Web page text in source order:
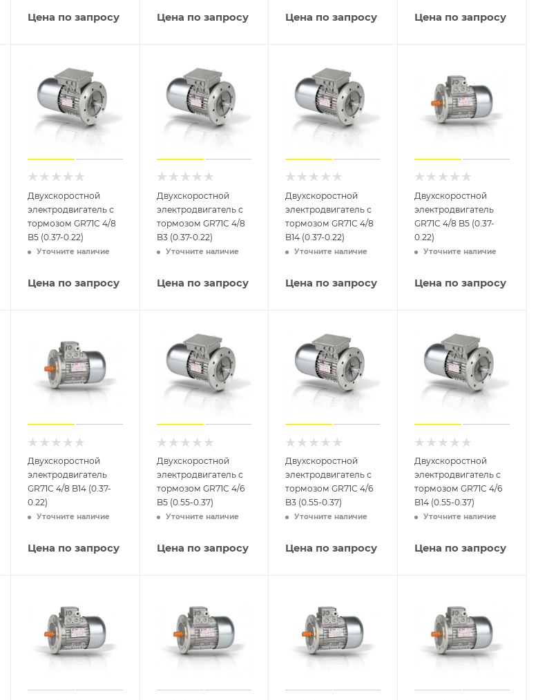
Цена по запросу Цена по запросу Цена по запросу Цена по запросу
Двухскоростной
электродвигатель с
тормозом GR71C 4/8
B5 (0.37-0.22)
Уточните наличие
Цена по запросу
Двухскоростной
электродвигатель с
тормозом GR71C 4/8
B3 (0.37-0.22)
Уточните наличие
Цена по запросу
Двухскоростной
электродвигатель с
тормозом GR71C 4/8
B14 (0.37-0.22)
Уточните наличие
Цена по запросу
Двухскоростной
электродвигатель
GR71C 4/8 B5 (0.37-
0.22)
Уточните наличие
Цена по запросу
Двухскоростной
электродвигатель
GR71C 4/8 B14 (0.37-
0.22)
Уточните наличие
Цена по запросу
Двухскоростной
электродвигатель с
тормозом GR71C 4/6
B5 (0.55-0.37)
Уточните наличие
Цена по запросу
Двухскоростной
электродвигатель с
тормозом GR71C 4/6
B3 (0.55-0.37)
Уточните наличие
Цена по запросу
Двухскоростной
электродвигатель с
тормозом GR71C 4/6
B14 (0.55-0.37)
Уточните наличие
Цена по запросу